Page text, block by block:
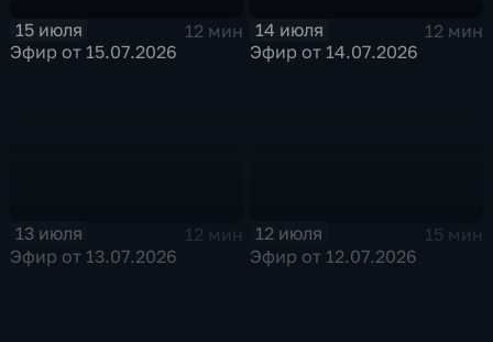
15 июля
12 мин
Эфир от 15.07.2026
14 июля
12 мин
Эфир от 14.07.2026
13 июля
12 мин
Эфир от 13.07.2026
12 июля
15 мин
Эфир от 12.07.2026